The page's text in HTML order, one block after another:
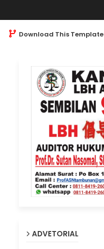
Download This Template
ADVETORIAL